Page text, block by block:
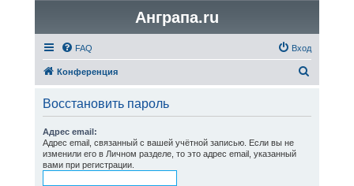
Анграпа.ru
FAQ Вход
Конференция
Восстановить пароль
Адрес email:
Адрес email, связанный с вашей учётной записью. Если вы не
изменили его в Личном разделе, то это адрес email, указанный
вами при регистрации.